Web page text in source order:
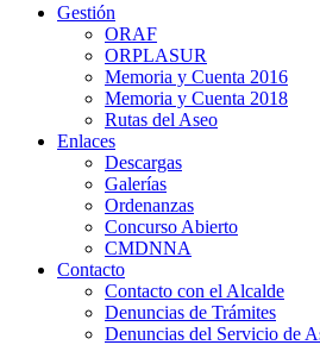
Gestión
ORAF
ORPLASUR
Memoria y Cuenta 2016
Memoria y Cuenta 2018
Rutas del Aseo
Enlaces
Descargas
Galerías
Ordenanzas
Concurso Abierto
CMDNNA
Contacto
Contacto con el Alcalde
Denuncias de Trámites
Denuncias del Servicio de